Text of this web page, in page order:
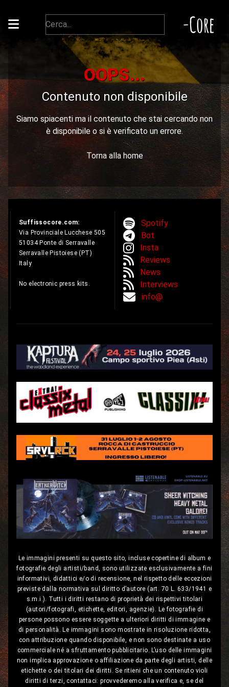
-Core
OOPS...
Contenuto non disponibile
Siamo spiacenti ma il contenuto che stai cercando non
è disponibile o si è verificato un errore.
Torna alla home
Suffissocore.com:
Via Provinciale Lucchese 505
51034 Ponte di Serravalle
Serravalle Pistoiese (PT)
Italy
No electronic press kits.
Spotify
Bot
Insta
Reviews
News
Interviews
info@
Le immagini presenti su questo sito, incluse copertine di album e
fotografie degli artisti/band, sono utilizzate esclusivamente a fini
informativi, didattici e/o di recensione, nel rispetto delle eccezioni
previste dalla normativa sul diritto d’autore (art. 70 L. 633/1941 e
s.m.i.). Tutti i diritti restano di proprietà dei rispettivi titolari
(autori/fotografi, etichette, editori, agenzie). Le fotografie di
persone possono essere soggette a ulteriori diritti di immagine e
di personalità. Le immagini sono mostrate in risoluzione ridotta,
con attribuzione quando disponibile, e non sono destinate a uso
commerciale né a sfruttamento pubblicitario. L’uso delle immagini
non implica approvazione o affiliazione da parte degli artisti, delle
etichette o dei titolari dei diritti. Se ritieni che un contenuto violi
diritti di terzi, contattaci: provvederemo alla verifica e, se del